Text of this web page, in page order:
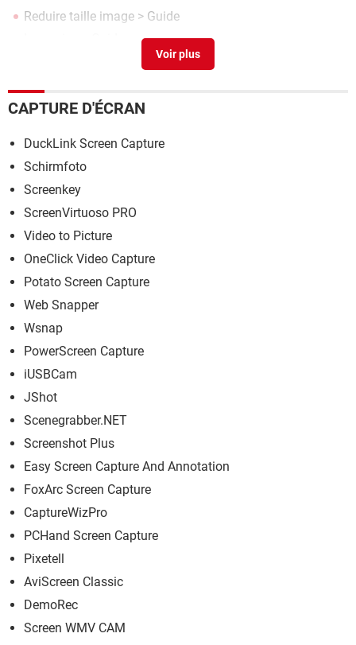
Reduire taille image > Guide
CAPTURE D'ÉCRAN
DuckLink Screen Capture
Schirmfoto
Screenkey
ScreenVirtuoso PRO
Video to Picture
OneClick Video Capture
Potato Screen Capture
Web Snapper
Wsnap
PowerScreen Capture
iUSBCam
JShot
Scenegrabber.NET
Screenshot Plus
Easy Screen Capture And Annotation
FoxArc Screen Capture
CaptureWizPro
PCHand Screen Capture
Pixetell
AviScreen Classic
DemoRec
Screen WMV CAM